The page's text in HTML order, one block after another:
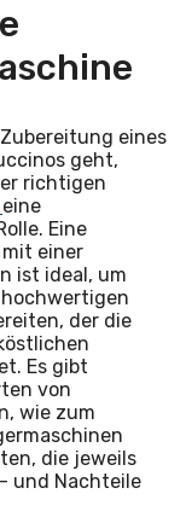
eines
geht,
richtigen
eine
Eine
mit einer
ist ideal, um
der die
Es gibt
von
wie zum
die jeweils
und Nachteile